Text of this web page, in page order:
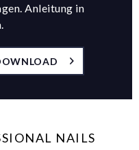
Anleitung in
NAILS